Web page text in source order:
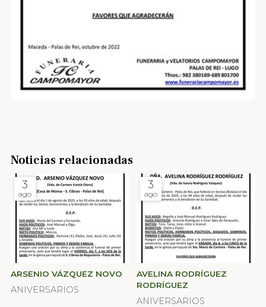
Noticias relacionadas
3
ago
ARSENIO VÁZQUEZ NOVO
ANIVERSARIOS
3
ago
AVELINA RODRÍGUEZ
RODRÍGUEZ
ANIVERSARIOS